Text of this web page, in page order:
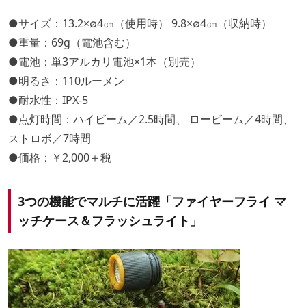
●サイズ：13.2×∅4㎝（使用時） 9.8×∅4㎝（収納時）
●重量：69g（電池含む）
●電池：単3アルカリ電池×1本（別売）
●明るさ：110ルーメン
●耐水性：IPX-5
●点灯時間：ハイビーム／2.5時間、 ロービーム／4時間、
ストロボ／7時間
●価格：￥2,000＋税
3つの機能でマルチに活躍「ファイヤーフライ マ
ッチケース＆フラッシュライト」